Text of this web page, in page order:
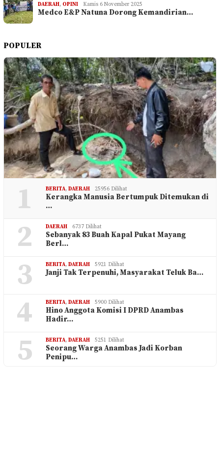
DAERAH, OPINI Kamis 6 November 2025
Medco E&P Natuna Dorong Kemandirian…
POPULER
1 BERITA, DAERAH 25956 Dilihat
Kerangka Manusia Bertumpuk Ditemukan di
…
2 DAERAH 6737 Dilihat
Sebanyak 83 Buah Kapal Pukat Mayang
Berl…
3 BERITA, DAERAH 5921 Dilihat
Janji Tak Terpenuhi, Masyarakat Teluk Ba…
4 BERITA, DAERAH 5900 Dilihat
Hino Anggota Komisi I DPRD Anambas
Hadir…
5 BERITA, DAERAH 5251 Dilihat
Seorang Warga Anambas Jadi Korban
Penipu…